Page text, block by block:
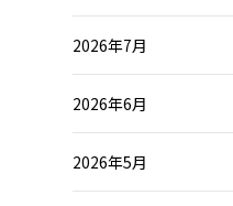
2026年7月
2026年6月
2026年5月